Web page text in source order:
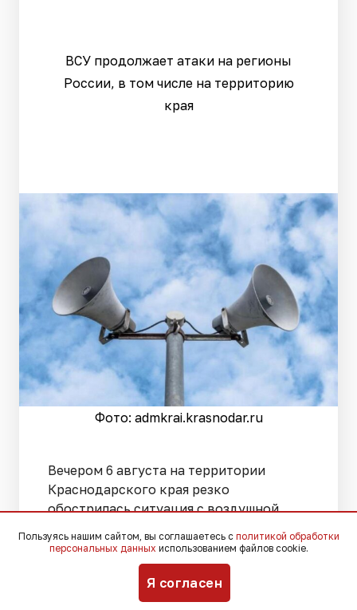
ВСУ продолжает атаки на регионы
России, в том числе на территорию
края
Фото: admkrai.krasnodar.ru
Вечером 6 августа на территории
Краснодарского края резко
обострилась ситуация с воздушной
угрозой, что привело к введению
режима повышенной опасности сразу в
10 муниципалитетах, включая Сочи,
Анапу, Геленджик, Новороссийск,
Горячий Ключ, а также Туапсинский,
Пользуясь нашим сайтом, вы соглашаетесь с политикой обработки
персональных данных использованием файлов cookie.
Я согласен